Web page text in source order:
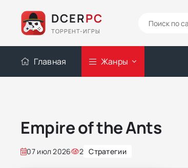
DCERPC
ТОРРЕНТ-ИГРЫ
Главная Жанры
Empire of the Ants
07 июл 2026 2 Стратегии